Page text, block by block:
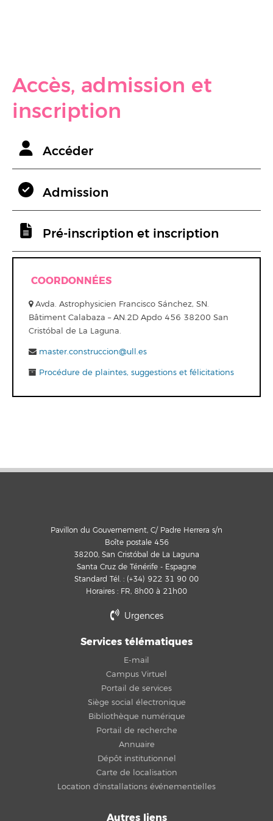
Accès, admission et
inscription
Accéder
Admission
Pré-inscription et inscription
COORDONNÉES
Avda. Astrophysicien Francisco Sánchez, SN.
Bâtiment Calabaza – AN.2D Apdo 456 38200 San
Cristóbal de La Laguna.
master.construccion@ull.es
Procédure de plaintes, suggestions et félicitations
Pavillon du Gouvernement, C/ Padre Herrera s/n
Boîte postale 456
38200, San Cristóbal de La Laguna
Santa Cruz de Ténérife - Espagne
Standard Tél. : (+34) 922 31 90 00
Horaires : FR, 8h00 à 21h00
Urgences
Services télématiques
E-mail
Campus Virtuel
Portail de services
Siège social électronique
Bibliothèque numérique
Portail de recherche
Annuaire
Dépôt institutionnel
Carte de localisation
Location d'installations événementielles
Autres liens